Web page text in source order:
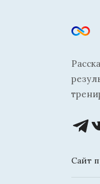
Сайт